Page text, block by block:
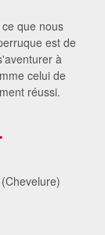
que nous
est de
à
celui de
réussi.
(Chevelure)
perruque rousse